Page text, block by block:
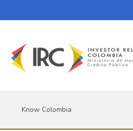
Know Colombia